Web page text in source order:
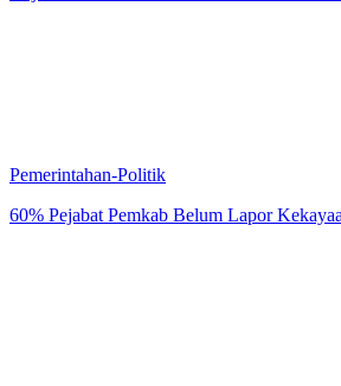
Pemerintahan-Politik
60% Pejabat Pemkab Belum Lapor